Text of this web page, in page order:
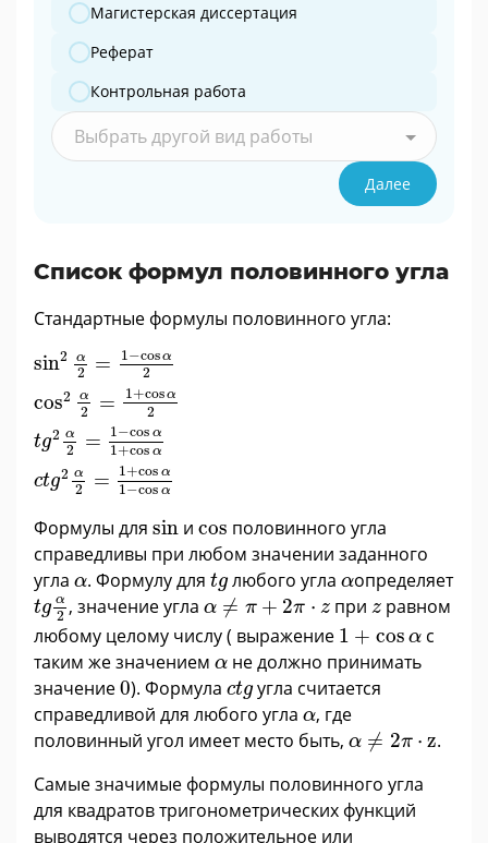
Магистерская диссертация
Реферат
Контрольная работа
Выбрать другой вид работы
Далее
Список формул половинного угла
Стандартные формулы половинного угла:
sin2 α
2 = 1−cosα
2
cos2 α
2 = 1+cosα
2
tg2 α
2 = 1−cos α
1+cos α
ctg2 α
2 = 1+cos α
1−cos α
sin2 α -cosα
Формулы для sin
sin и cos
cos половинного угла
справедливы при любом значении заданного
угла α
α. Формулу для tg
tgлюбого углаα
αопределяет
tg α
2
tgα2, значение углаα ≠ π + 2π ⋅ z
α≠π+2π·z при z
zравном
любому целому числу ( выражение 1 + cos α
1 + cosα
с
таким же значением α
α не должно принимать
значение0
0). Формула ctg
ctgугла считается
справедливой для любого угла α
α, где
половинный угол имеет место быть, α ≠ 2π ⋅ z
α≠ 2 π·z
.
Самые значимые формулы половинного угла
для квадратов тригонометрических функций
выводятся через положительное или